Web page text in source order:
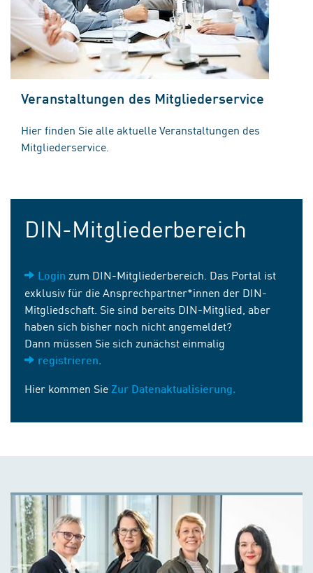
Veranstaltungen des Mitgliederservice
Hier finden Sie alle aktuelle Veranstaltungen des
Mitgliederservice.
DIN-Mitgliederbereich
Login zum DIN-Mitgliederbereich. Das Portal ist
exklusiv für die Ansprechpartner*innen der DIN-
Mitgliedschaft. Sie sind bereits DIN-Mitglied, aber
haben sich bisher noch nicht angemeldet?
Dann müssen Sie sich zunächst einmalig
registrieren
Hier kommen Sie Zur Datenaktualisierung.